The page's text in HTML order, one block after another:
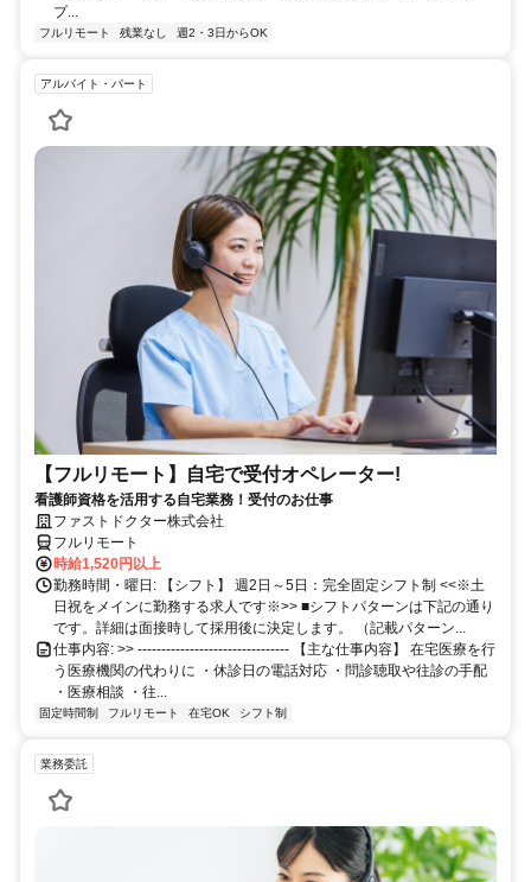
プ...
フルリモート 残業なし 週2・3日からOK
アルバイト・パート
【フルリモート】自宅で受付オペレーター!
看護師資格を活用する自宅業務！受付のお仕事
ファストドクター株式会社
フルリモート
時給1,520円以上
勤務時間・曜日: 【シフト】 週2日～5日：完全固定シフト制 <<※土
日祝をメインに勤務する求人です※>> ■シフトパターンは下記の通り
です。詳細は面接時して採用後に決定します。 （記載パターン...
仕事内容: >> -------------------------------- 【主な仕事内容】 在宅医療を行
う医療機関の代わりに ・休診日の電話対応 ・問診聴取や往診の手配
・医療相談 ・往...
固定時間制 フルリモート 在宅OK シフト制
業務委託